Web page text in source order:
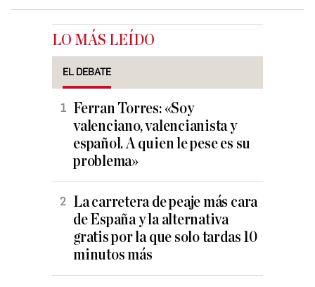
LO MÁS LEÍDO
EL DEBATE
Ferran Torres: «Soy
valenciano, valencianista y
español. A quien le pese es su
problema»
La carretera de peaje más cara
de España y la alternativa
gratis por la que solo tardas 10
minutos más